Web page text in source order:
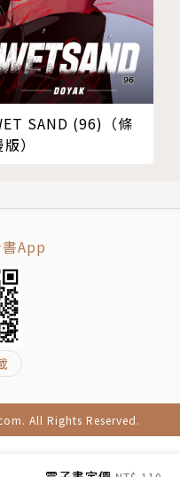
SAND (96)（條
）
App
All Rights Reserved.